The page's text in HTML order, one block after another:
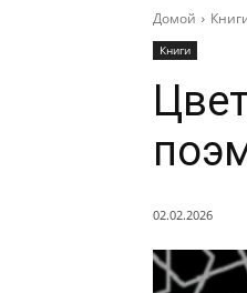
Домой
Книги
02.02.2026